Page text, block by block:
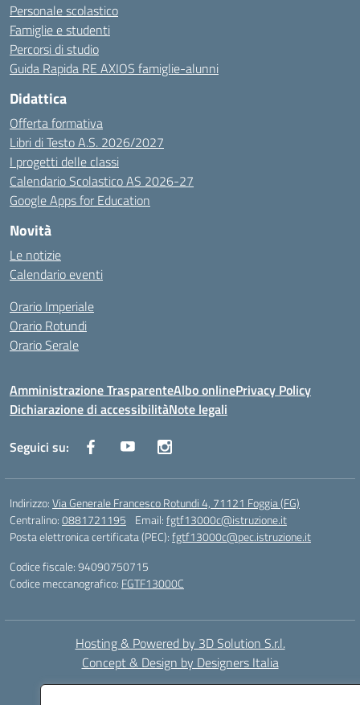
Personale scolastico
Famiglie e studenti
Percorsi di studio
Guida Rapida RE AXIOS famiglie-alunni
Didattica
Offerta formativa
Libri di Testo A.S. 2026/2027
I progetti delle classi
Calendario Scolastico AS 2026-27
Google Apps for Education
Novità
Le notizie
Calendario eventi
Orario Imperiale
Orario Rotundi
Orario Serale
Amministrazione TrasparenteAlbo onlinePrivacy Policy
Dichiarazione di accessibilitàNote legali
Seguici su:
Indirizzo:Via Generale Francesco Rotundi 4, 71121 Foggia (FG)
Centralino:0881721195 Email:fgtf13000c@istruzione.it
Posta elettronica certificata (PEC):fgtf13000c@pec.istruzione.it
Codice fiscale: 94090750715
Codice meccanografico: FGTF13000C
Hosting & Powered by 3D Solution S.r.l.
Concept & Design by Designers Italia